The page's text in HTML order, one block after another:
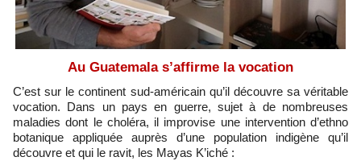
Au Guatemala s’affirme la vocation
C’est sur le continent sud-américain qu’il découvre sa véritable
vocation. Dans un pays en guerre, sujet à de nombreuses
maladies dont le choléra, il improvise une intervention d’ethno
botanique appliquée auprès d’une population indigène qu’il
découvre et qui le ravit, les Mayas K’iché :